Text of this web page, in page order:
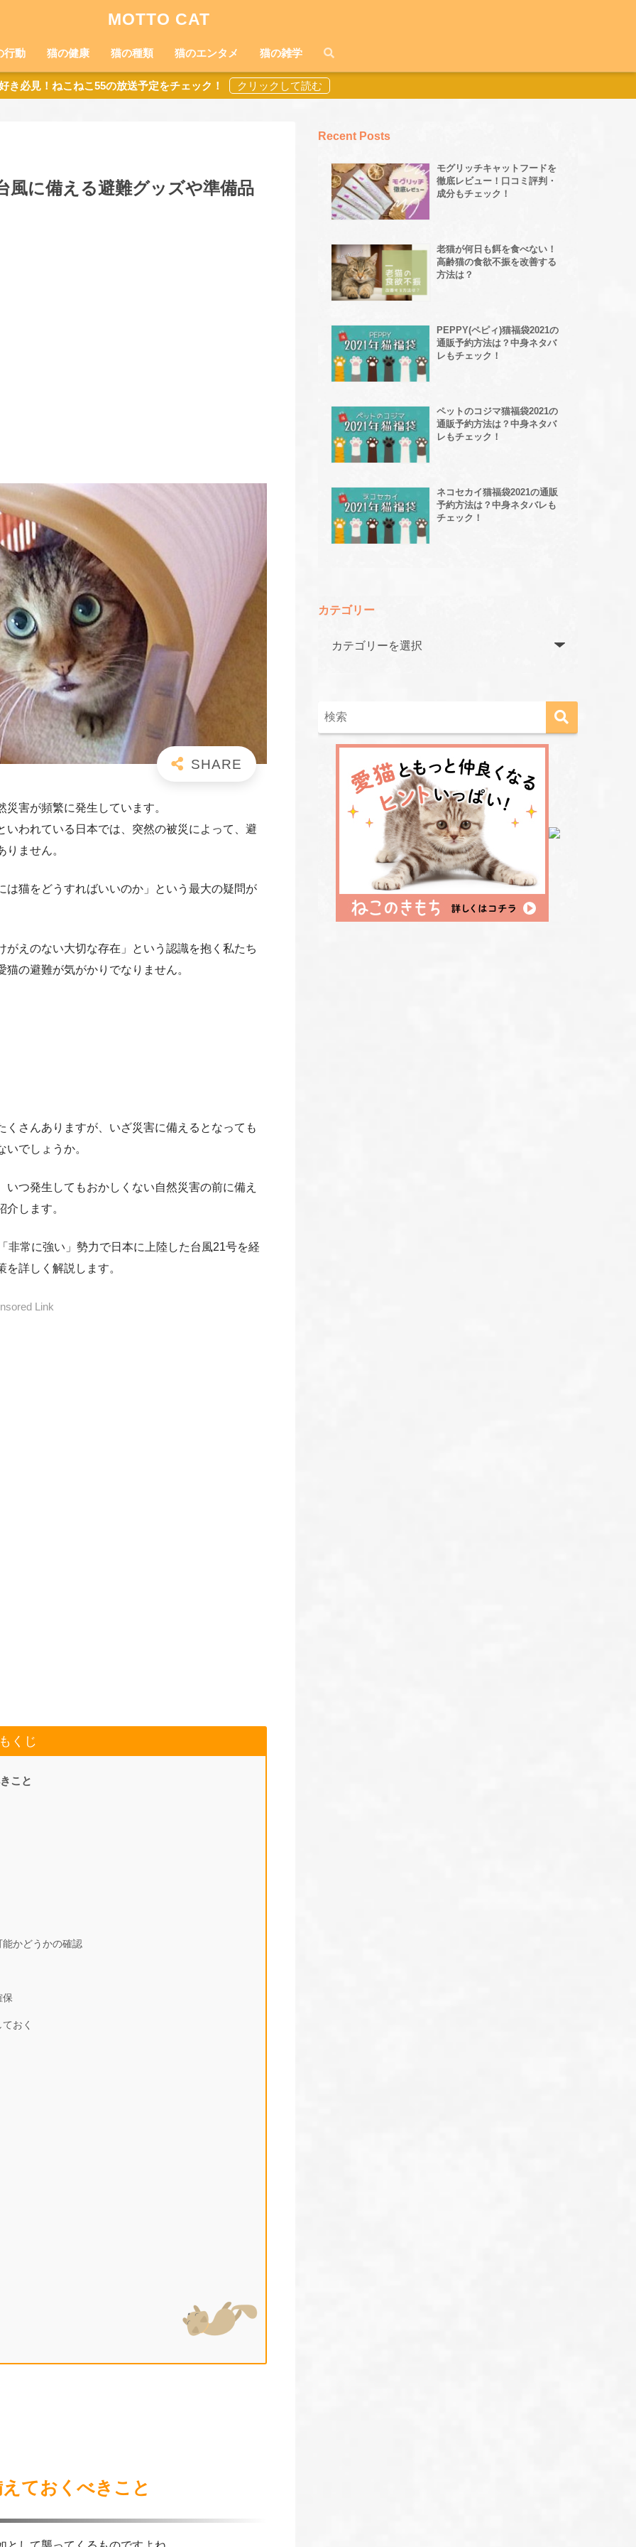
MOTTO CAT
行動 猫の健康 猫の種類 猫のエンタメ 猫の雑学
き必見！ねこねこ55の放送予定をチェック！
風に備える避難グッズや準備品
害が頻繁に発生しています。
われている日本では、突然の被災によって、避
ません。
猫をどうすればいいのか」という最大の疑問が
えのない大切な存在」という認識を抱く私たち
の避難が気がかりでなりません。
さんありますが、いざ災害に備えるとなっても
でしょうか。
つ発生してもおかしくない自然災害の前に備え
します。
非常に強い」勢力で日本に上陸した台風21号を経
詳しく解説します。
Link
くじ
こと
かどうかの確認
保
おく
ておくべきこと
Recent Posts
モグリッチキャットフードを
徹底レビュー！口コミ評判・
成分もチェック！
老猫が何日も餌を食べない！
高齢猫の食欲不振を改善する
方法は？
PEPPY(ペピィ)猫福袋2021の
通販予約方法は？中身ネタバ
レもチェック！
ペットのコジマ猫福袋2021の
通販予約方法は？中身ネタバ
レもチェック！
ネコセカイ猫福袋2021の通販
予約方法は？中身ネタバレも
チェック！
カテゴリー